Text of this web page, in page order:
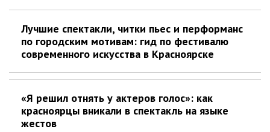
Лучшие спектакли, читки пьес и перформанс
по городским мотивам: гид по фестивалю
современного искусства в Красноярске
«Я решил отнять у актеров голос»: как
красноярцы вникали в спектакль на языке
жестов